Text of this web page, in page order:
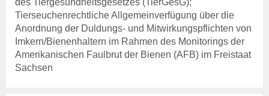
Statistiken
Online-Service
Login
des Tiergesundheitsgesetzes (TierGesG);
Tierseuchenrechtliche Allgemeinverfügung über die
Anordnung der Duldungs- und Mitwirkungspflichten von
Imkern/Bienenhaltern im Rahmen des Monitorings der
Amerikanischen Faulbrut der Bienen (AFB) im Freistaat
Sachsen